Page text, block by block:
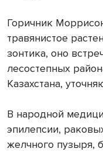
Горичник
травянистое
зонтика, оно
лесостепных
Казахстана,
В народной
эпилепсии,
желчного пузыря,